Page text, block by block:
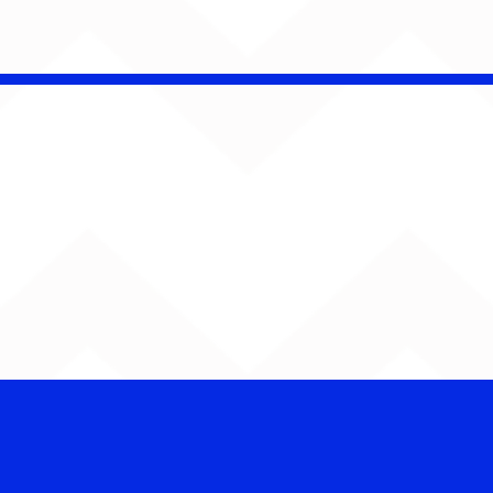
Barão Vermelho reúne